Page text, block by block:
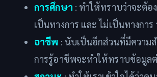
การศึกษา : ทำให้ทราบว่าจะต้อ
เป็นทางการ และ ไม่เป็นทางกา
อาชีพ : นับเป็นอีกส่วนที่มีความ
การรู้อาชีพจะทำให้ทราบข้อมูล